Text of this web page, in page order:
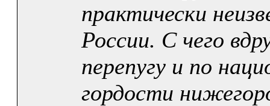
практически
России. С чего
перепугу и по
гордости